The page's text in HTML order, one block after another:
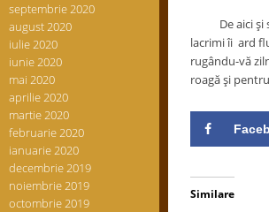
septembrie 2020
august 2020
iulie 2020
iunie 2020
mai 2020
aprilie 2020
martie 2020
februarie 2020
ianuarie 2020
decembrie 2019
noiembrie 2019
octombrie 2019
De aici și
lacrimi îi ard
rugându-vă
roagă și
Similare